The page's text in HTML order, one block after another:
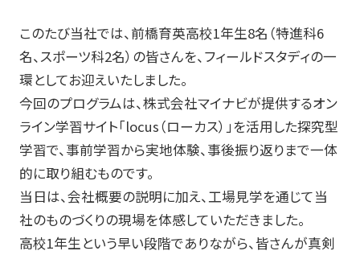
採用情報
特集記事一覧
お知らせ・技術情報
このたび当社では、前橋育英高校1年生8名（特進科6
名、スポーツ科2名）の皆さんを、フィールドスタディの一
環としてお迎えいたしました。
今回のプログラムは、株式会社マイナビが提供するオン
ライン学習サイト「locus（ローカス）」を活用した探究型
学習で、事前学習から実地体験、事後振り返りまで一体
的に取り組むものです。
当日は、会社概要の説明に加え、工場見学を通じて当
社のものづくりの現場を体感していただきました。
高校1年生という早い段階でありながら、皆さんが真剣